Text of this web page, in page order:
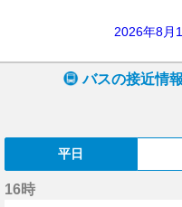
2026年8月
バスの接近情報
平日
16時